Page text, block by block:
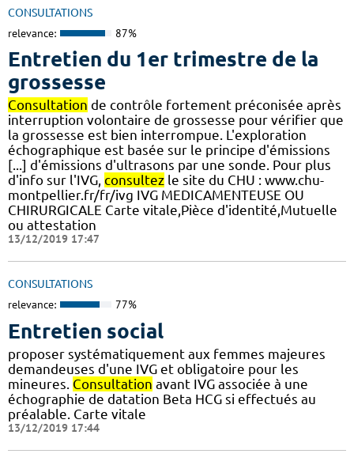
CONSULTATIONS
relevance: 87%
Entretien du 1er trimestre de la
grossesse
Consultation de contrôle fortement préconisée après
interruption volontaire de grossesse pour vérifier que
la grossesse est bien interrompue. L'exploration
échographique est basée sur le principe d'émissions
[...] d'émissions d'ultrasons par une sonde. Pour plus
d'info sur l'IVG, consultez le site du CHU : www.chu-
montpellier.fr/fr/ivg IVG MEDICAMENTEUSE OU
CHIRURGICALE Carte vitale,Pièce d'identité,Mutuelle
ou attestation
13/12/2019 17:47
CONSULTATIONS
relevance: 77%
Entretien social
proposer systématiquement aux femmes majeures
demandeuses d'une IVG et obligatoire pour les
mineures. Consultation avant IVG associée à une
échographie de datation Beta HCG si effectués au
préalable. Carte vitale
13/12/2019 17:44